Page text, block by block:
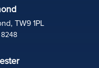
TW9 1PL